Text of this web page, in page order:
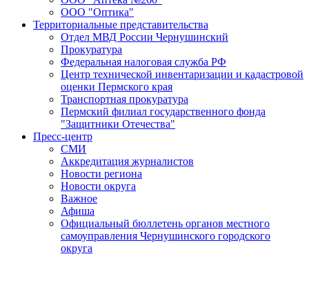
ООО "Оптика"
Территориальные представительства
Отдел МВД России Чернушинский
Прокуратура
Федеральная налоговая служба РФ
Центр технической инвентаризации и кадастровой
оценки Пермского края
Транспортная прокуратура
Пермский филиал государственного фонда
"Защитники Отечества"
Пресс-центр
СМИ
Аккредитация журналистов
Новости региона
Новости округа
Важное
Афиша
Официальный бюллетень органов местного
самоуправления Чернушинского городского
округа